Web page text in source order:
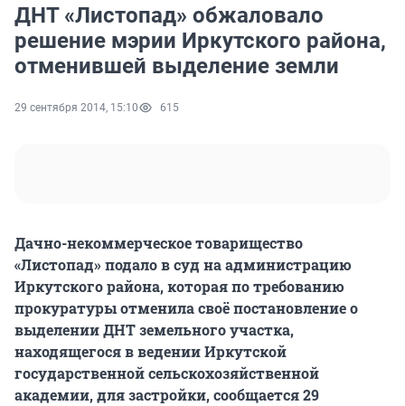
ДНТ «Листопад» обжаловало
решение мэрии Иркутского района,
отменившей выделение земли
29 сентября 2014, 15:10 615
Дачно-некоммерческое товарищество
«Листопад» подало в суд на администрацию
Иркутского района, которая по требованию
прокуратуры отменила своё постановление о
выделении ДНТ земельного участка,
находящегося в ведении Иркутской
государственной сельскохозяйственной
академии, для застройки, сообщается 29